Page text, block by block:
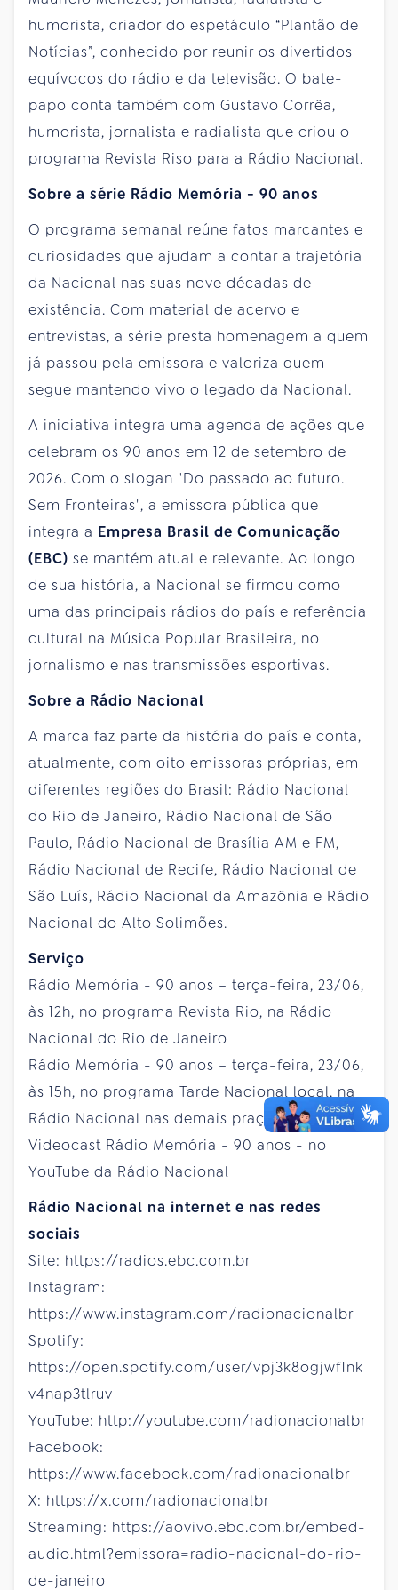
humorista, criador do espetáculo “Plantão de
Notícias”, conhecido por reunir os divertidos
equívocos do rádio e da televisão. O bate-
papo conta também com Gustavo Corrêa,
humorista, jornalista e radialista que criou o
programa Revista Riso para a Rádio Nacional.
Sobre a série Rádio Memória - 90 anos
O programa semanal reúne fatos marcantes e
curiosidades que ajudam a contar a trajetória
da Nacional nas suas nove décadas de
existência. Com material de acervo e
entrevistas, a série presta homenagem a quem
já passou pela emissora e valoriza quem
segue mantendo vivo o legado da Nacional.
A iniciativa integra uma agenda de ações que
celebram os 90 anos em 12 de setembro de
2026. Com o slogan "Do passado ao futuro.
Sem Fronteiras", a emissora pública que
integra a Empresa Brasil de Comunicação
(EBC) se mantém atual e relevante. Ao longo
de sua história, a Nacional se firmou como
uma das principais rádios do país e referência
cultural na Música Popular Brasileira, no
jornalismo e nas transmissões esportivas.
Sobre a Rádio Nacional
A marca faz parte da história do país e conta,
atualmente, com oito emissoras próprias, em
diferentes regiões do Brasil: Rádio Nacional
do Rio de Janeiro, Rádio Nacional de São
Paulo, Rádio Nacional de Brasília AM e FM,
Rádio Nacional de Recife, Rádio Nacional de
São Luís, Rádio Nacional da Amazônia e Rádio
Nacional do Alto Solimões.
Serviço
Rádio Memória - 90 anos – terça-feira, 23/06,
às 12h, no programa Revista Rio, na Rádio
Nacional do Rio de Janeiro
Rádio Memória - 90 anos – terça-feira, 23/06,
às 15h, no programa Tarde Nacional local, na
Rádio Nacional nas demais praças da rede
Videocast Rádio Memória - 90 anos - no
YouTube da Rádio Nacional
Rádio Nacional na internet e nas redes
sociais
Site: https://radios.ebc.com.br
Instagram:
https://www.instagram.com/radionacionalbr
Spotify:
https://open.spotify.com/user/vpj3k8ogjwf1nk
v4nap3tlruv
YouTube: http://youtube.com/radionacionalbr
Facebook:
https://www.facebook.com/radionacionalbr
X: https://x.com/radionacionalbr
Streaming: https://aovivo.ebc.com.br/embed-
audio.html?emissora=radio-nacional-do-rio-
de-janeiro